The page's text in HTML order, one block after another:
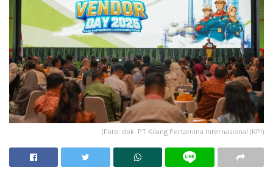
(Foto: dok. PT Kilang Pertamina Internasional (KPI)